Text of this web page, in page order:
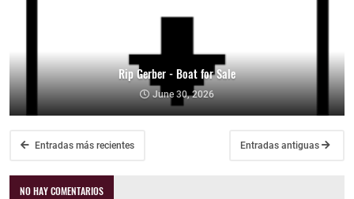
Rip Gerber - Boat for Sale
June 30, 2026
Entradas más recientes Entradas antiguas
NO HAY COMENTARIOS